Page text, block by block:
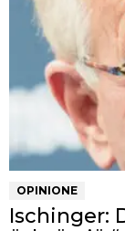
OPINIONE
Ischinger: